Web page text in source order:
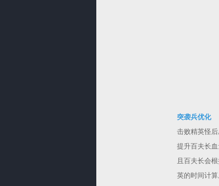
突袭兵优化
击败精英怪
提升百夫长
且百夫长会
英的时间计